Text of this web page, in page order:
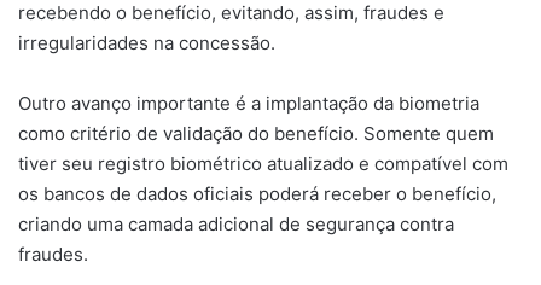
recebendo o benefício, evitando, assim, fraudes e
irregularidades na concessão.
Outro avanço importante é a implantação da biometria
como critério de validação do benefício. Somente quem
tiver seu registro biométrico atualizado e compatível com
os bancos de dados oficiais poderá receber o benefício,
criando uma camada adicional de segurança contra
fraudes.